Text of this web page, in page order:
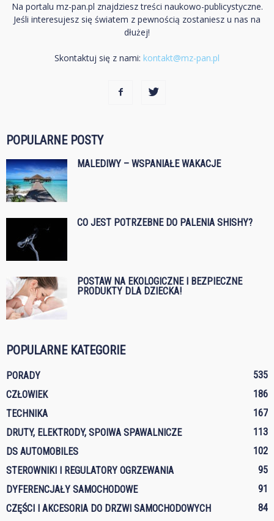
Na portalu mz-pan.pl znajdziesz treści naukowo-publicystyczne.
Jeśli interesujesz się światem z pewnością zostaniesz u nas na
dłużej!
Skontaktuj się z nami: kontakt@mz-pan.pl
POPULARNE POSTY
MALEDIWY – WSPANIAŁE WAKACJE
CO JEST POTRZEBNE DO PALENIA SHISHY?
POSTAW NA EKOLOGICZNE I BEZPIECZNE
PRODUKTY DLA DZIECKA!
POPULARNE KATEGORIE
PORADY
535
CZŁOWIEK
186
TECHNIKA
167
DRUTY, ELEKTRODY, SPOIWA SPAWALNICZE
113
DS AUTOMOBILES
102
STEROWNIKI I REGULATORY OGRZEWANIA
95
DYFERENCJAŁY SAMOCHODOWE
91
CZĘŚCI I AKCESORIA DO DRZWI SAMOCHODOWYCH
84